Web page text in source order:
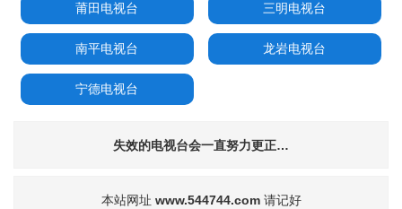
莆田电视台 三明电视台
南平电视台 龙岩电视台
宁德电视台
失效的电视台会一直努力更正…
本站网址 www.544744.com请记好